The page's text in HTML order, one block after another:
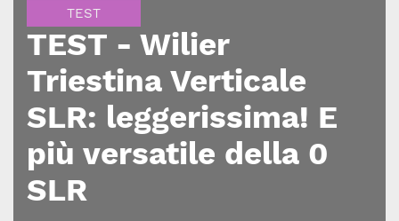
TEST
TEST - Wilier
Triestina Verticale
SLR: leggerissima! E
più versatile della 0
SLR